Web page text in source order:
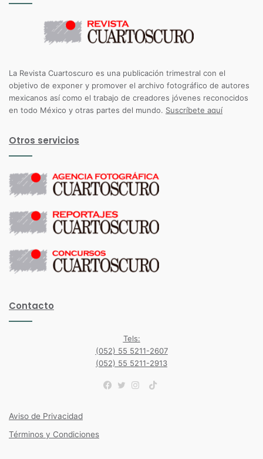
La Revista Cuartoscuro es una publicación trimestral con el
objetivo de exponer y promover el archivo fotográfico de autores
mexicanos así como el trabajo de creadores jóvenes reconocidos
en todo México y otras partes del mundo. Suscríbete aquí
Otros servicios
Contacto
Tels:
(052) 55 5211-2607
(052) 55 5211-2913
TikTok
Aviso de Privacidad
Términos y Condiciones